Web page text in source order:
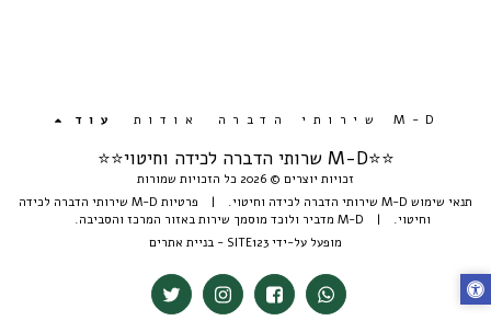
⭐️⭐️M-D שרותי הדברה לכידה וחיטוי⭐⭐
זכויות יוצרים © 2026 כל הזכויות שמורות
תנאי שימוש M-D שירותי הדברה לכידה וחיטוי.
|
פרטיות M-D שירותי הדברה לכידה
וחיטוי. | M-D מדביר ולוכד מוסמך שירות באזור המרכז והסביבה.
מופעל על-ידי SITE123
- בניית אתרים
M-D שירותי הדברה אודות עוד